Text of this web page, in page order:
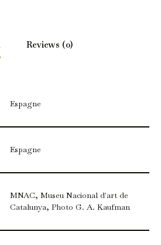
Reviews (0)
Espagne
Espagne
MNAC, Museu Nacional d'art de
Catalunya, Photo G. A. Kaufman